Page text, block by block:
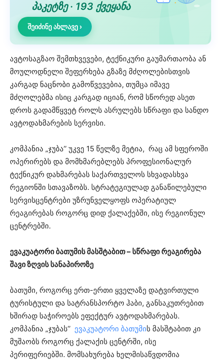
პაკეტზე · 193 ქვეყანა
შეიძინე ახლავე ›
ავტოსაგზაო შემთხვევები, ტექნიკური გაუმართაობა ან
მოულოდნელი შეფერხება გზაზე მძღოლებისთვის
კარგად ნაცნობი გამოწვევებია, თუმცა იმავე
მძღოლებმა ისიც კარგად იციან, რომ სწორედ ასეთ
დროს გადამწყვეტ როლს ასრულებს სწრაფი და სანდო
ავტოდახმარების სერვისი.
კომპანია „ჯუბა’’ უკვე 15 წელზე მეტია, რაც ამ სფეროში
ოპერირებს და მომხმარებლებს პროფესიონალურ
ტექნიკურ დახმარებას საქართველოს სხვადასხვა
რეგიონში სთავაზობს. სტრატეგიულად განაწილებული
სერვისცენტრები უზრუნველყოფს ოპერატიულ
რეაგირებას როგორც დიდ ქალაქებში, ისე რეგიონულ
ცენტრებში.
ევაკუატორი ბათუმის მასშტაბით – სწრაფი რეაგირება
შავი ზღვის სანაპიროზე
ბათუმი, როგორც ერთ-ერთი ყველაზე დატვირთული
ტურისტული და სატრანსპორტო ჰაბი, განსაკუთრებით
ხშირად საჭიროებს ეფექტურ ავტოდახმარებას.
კომპანია „ჯუბას’’ ევაკუატორი ბათუმის მასშტაბით კი
მუშაობს როგორც ქალაქის ცენტრში, ისე
პერიფერიებში. მომსახურება ხელმისაწვდომია